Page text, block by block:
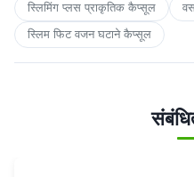
स्लिमिंग प्लस प्राकृतिक कैप्सूल
स्लिम फिट वजन घटाने कैप्सूल